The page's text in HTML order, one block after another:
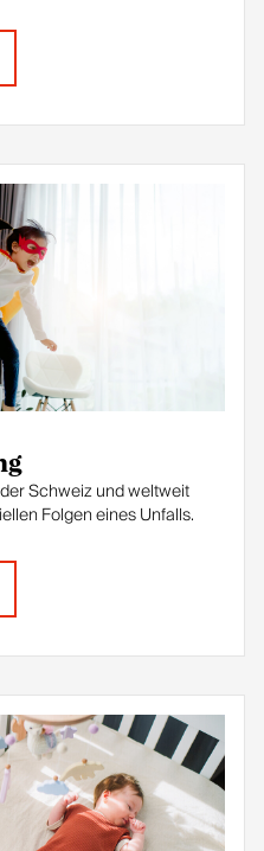
Schweiz und weltweit
Folgen eines Unfalls.